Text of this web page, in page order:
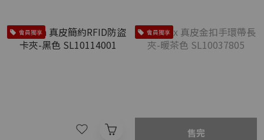
會員獨享 會員獨享
售完